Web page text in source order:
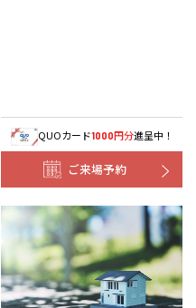
QUOカード1000円分進呈中！
ご来場予約